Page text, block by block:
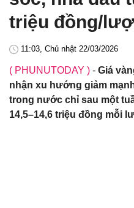
triệu đồng/
11:03, Chủ nhật 22/03/2026
( PHUNUTODAY ) - Giá
nhận xu hướng giảm
trong nước chỉ sau một
14,5–14,6 triệu đồng mỗi